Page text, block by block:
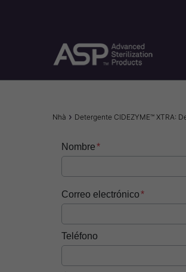
Breadcrumb
Nhà Detergente CIDEZYME™ XTRA:
Nombre
Correo electrónico
Teléfono